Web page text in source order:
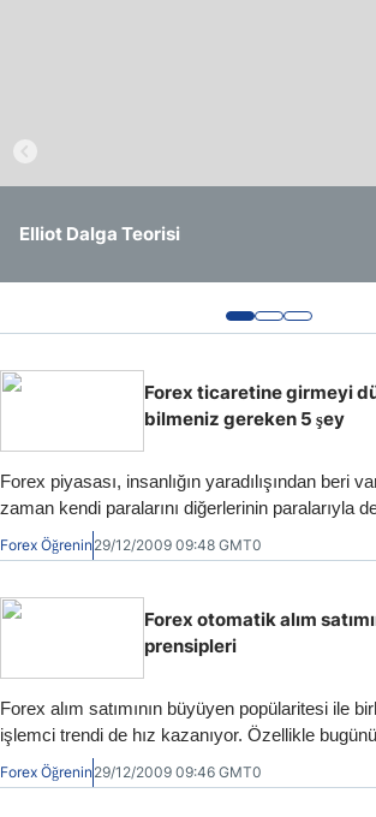
Elliot Dalga Teorisi
Ortlama Pip Hareketinden Nasıl
Telegram En Büyük Arzı Gerçekleştirdi
Forex ticaretine girmeyi
bilmeniz gereken 5 şey
Forex piyasası, insanlığın yaradılışından beri
zaman kendi paralarını diğerlerinin paralarıyla
fakat onların paraları madeni para ya da
değildi, daha çok yiyecek, hayvan ya da doğal
Forex Öğrenin29/12/2009 09:48 GMT0
Forex otomatik alım
prensipleri
Forex alım satımının büyüyen popülaritesi ile
işlemci trendi de hız kazanıyor. Özellikle
ekonomik koşullarında güvenli yatırım için
girmek isteyen pek çok kişi mevcut. Bu
Forex Öğrenin29/12/2009 09:46 GMT0